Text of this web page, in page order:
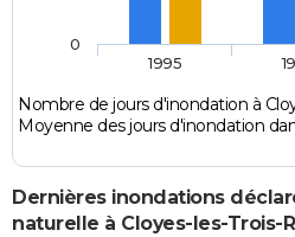
Nombre de jours d'inondation à
Moyenne des jours d'inondation
1995
0
Dernières inondations
naturelle à Cloyes-les-Trois-